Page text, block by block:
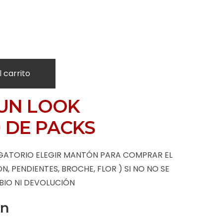
carrito
LOOK
PACKS
ELEGIR MANTÓN PARA COMPRAR EL
PENDIENTES, BROCHE, FLOR ) SI NO NO SE
NI DEVOLUCIÓN